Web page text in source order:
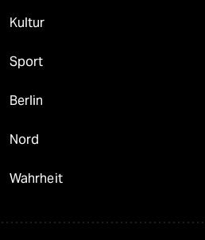
Kultur
Sport
Berlin
Nord
Wahrheit